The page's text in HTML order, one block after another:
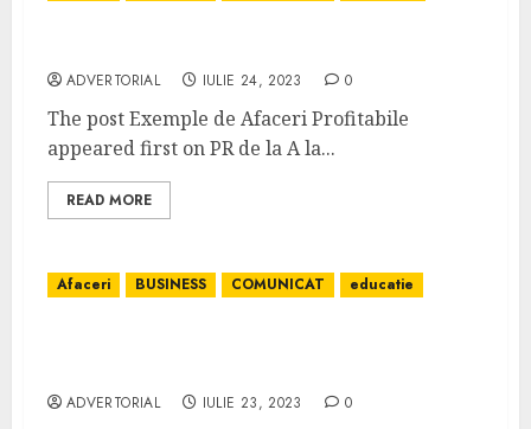
ADVERTORIAL IULIE 24, 2023 0
The post Exemple de Afaceri Profitabile
appeared first on PR de la A la...
READ MORE
Afaceri BUSINESS COMUNICAT educatie
ADVERTORIAL IULIE 23, 2023 0